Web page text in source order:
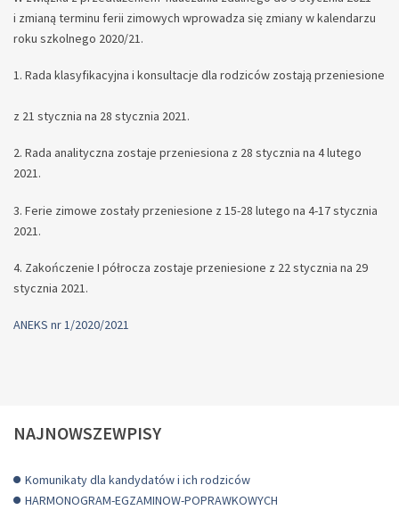
i zmianą terminu ferii zimowych wprowadza się zmiany w kalendarzu
roku szkolnego 2020/21.
1. Rada klasyfikacyjna i konsultacje dla rodziców zostają przeniesione
z 21 stycznia na 28 stycznia 2021.
2. Rada analityczna zostaje przeniesiona z 28 stycznia na 4 lutego
2021.
3. Ferie zimowe zostały przeniesione z 15-28 lutego na 4-17 stycznia
2021.
4. Zakończenie I półrocza zostaje przeniesione z 22 stycznia na 29
stycznia 2021.
ANEKS nr 1/2020/2021
NAJNOWSZEWPISY
Komunikaty dla kandydatów i ich rodziców
HARMONOGRAM-EGZAMINOW-POPRAWKOWYCH